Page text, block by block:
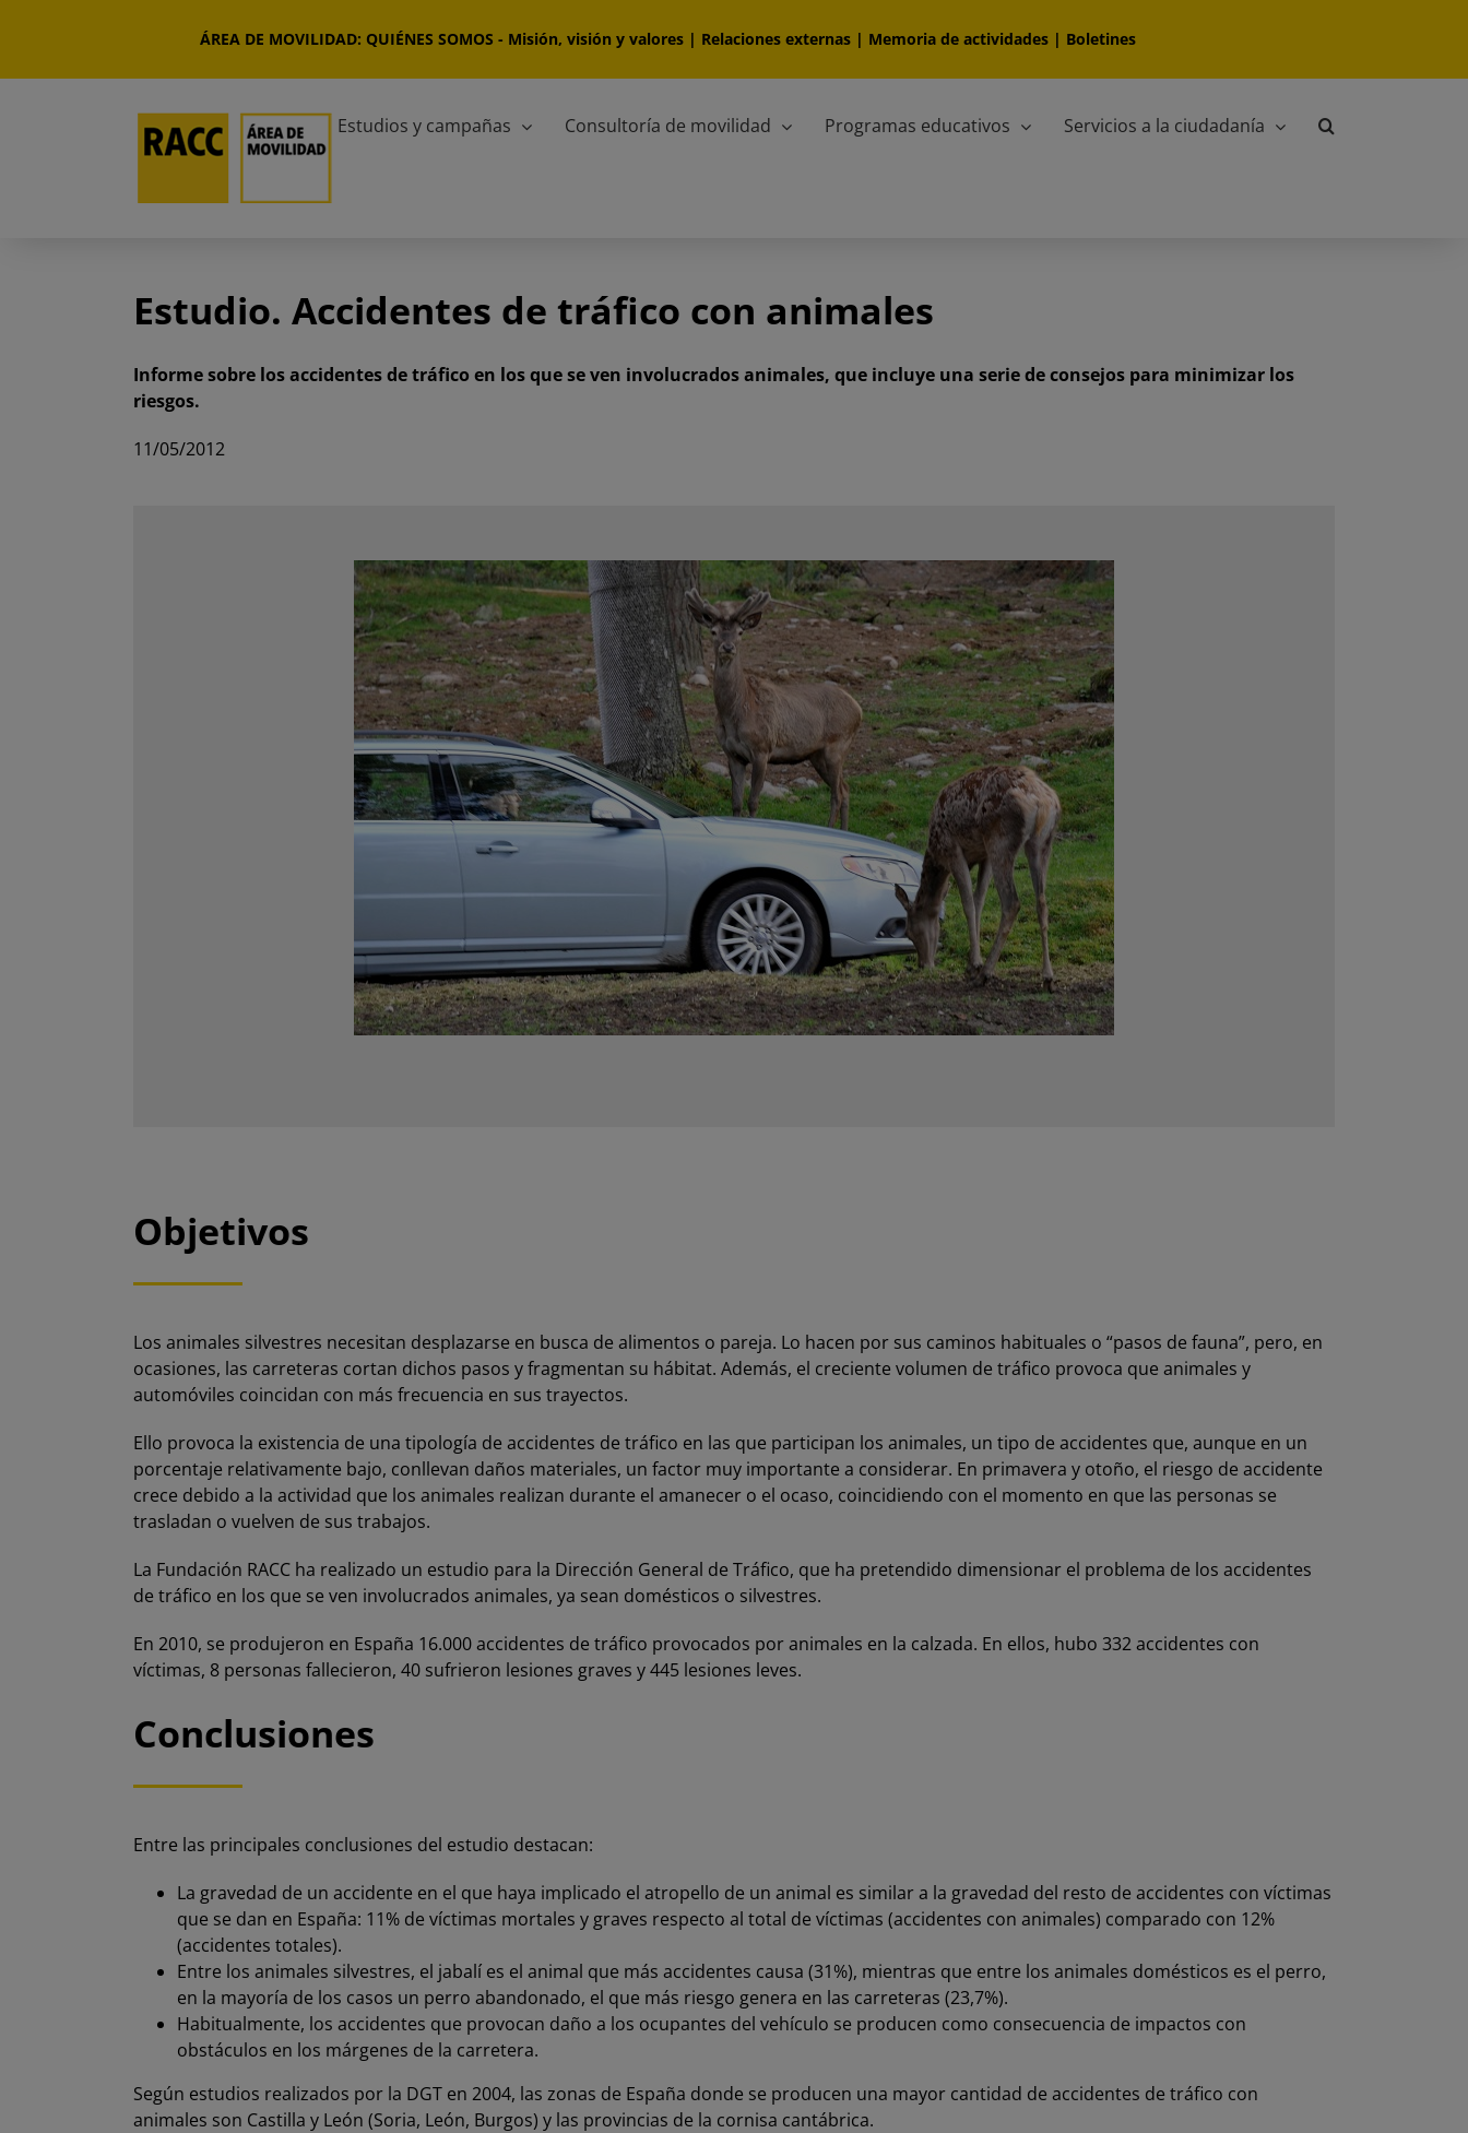
ÁREA DE MOVILIDAD: QUIÉNES SOMOS - Misión, visión y valores| Relaciones externas| Memoria de actividades| Boletines
Estudios y campañas Consultoría de movilidad Programas educativos Servicios a la ciudadanía
Estudio. Accidentes de tráfico con animales
Informe sobre los accidentes de tráfico en los que se ven involucrados animales, que incluye una serie de consejos para minimizar los
riesgos.
11/05/2012
Objetivos
Los animales silvestres necesitan desplazarse en busca de alimentos o pareja. Lo hacen por sus caminos habituales o “pasos de fauna”, pero, en
ocasiones, las carreteras cortan dichos pasos y fragmentan su hábitat. Además, el creciente volumen de tráfico provoca que animales y
automóviles coincidan con más frecuencia en sus trayectos.
Ello provoca la existencia de una tipología de accidentes de tráfico en las que participan los animales, un tipo de accidentes que, aunque en un
porcentaje relativamente bajo, conllevan daños materiales, un factor muy importante a considerar. En primavera y otoño, el riesgo de accidente
crece debido a la actividad que los animales realizan durante el amanecer o el ocaso, coincidiendo con el momento en que las personas se
trasladan o vuelven de sus trabajos.
La Fundación RACC ha realizado un estudio para la Dirección General de Tráfico, que ha pretendido dimensionar el problema de los accidentes
de tráfico en los que se ven involucrados animales, ya sean domésticos o silvestres.
En 2010, se produjeron en España 16.000 accidentes de tráfico provocados por animales en la calzada. En ellos, hubo 332 accidentes con
víctimas, 8 personas fallecieron, 40 sufrieron lesiones graves y 445 lesiones leves.
Conclusiones
Entre las principales conclusiones del estudio destacan:
La gravedad de un accidente en el que haya implicado el atropello de un animal es similar a la gravedad del resto de accidentes con víctimas
que se dan en España: 11% de víctimas mortales y graves respecto al total de víctimas (accidentes con animales) comparado con 12%
(accidentes totales).
Entre los animales silvestres, el jabalí es el animal que más accidentes causa (31%), mientras que entre los animales domésticos es el perro,
en la mayoría de los casos un perro abandonado, el que más riesgo genera en las carreteras (23,7%).
Habitualmente, los accidentes que provocan daño a los ocupantes del vehículo se producen como consecuencia de impactos con
obstáculos en los márgenes de la carretera.
Según estudios realizados por la DGT en 2004, las zonas de España donde se producen una mayor cantidad de accidentes de tráfico con
animales son Castilla y León (Soria, León, Burgos) y las provincias de la cornisa cantábrica.